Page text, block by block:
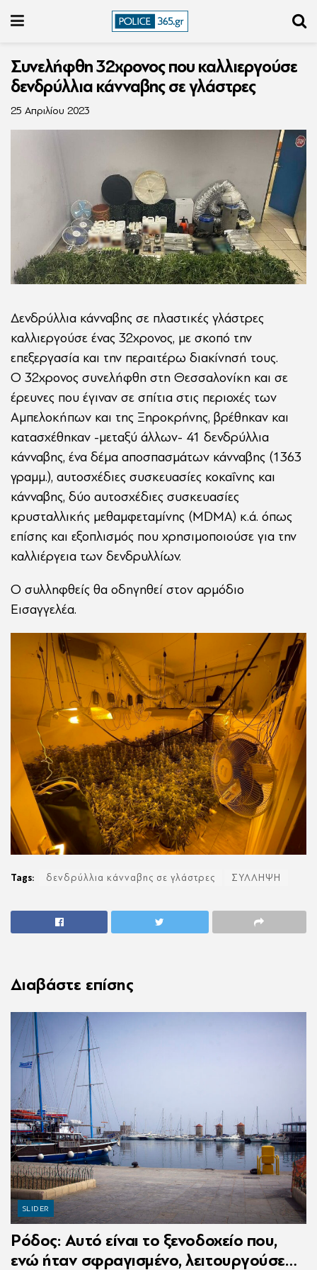
Συνελήφθη 32χρονος που καλλιεργούσε
δενδρύλλια κάνναβης σε γλάστρες
25 Απριλίου 2023
Δενδρύλλια κάνναβης σε πλαστικές γλάστρες
καλλιεργούσε ένας 32χρονος, με σκοπό την
επεξεργασία και την περαιτέρω διακίνησή τους.
Ο 32χρονος συνελήφθη στη Θεσσαλονίκη και σε
έρευνες που έγιναν σε σπίτια στις περιοχές των
Αμπελοκήπων και της Ξηροκρήνης, βρέθηκαν και
κατασχέθηκαν -μεταξύ άλλων- 41 δενδρύλλια
κάνναβης, ένα δέμα αποσπασμάτων κάνναβης (1363
γραμμ.), αυτοσχέδιες συσκευασίες κοκαΐνης και
κάνναβης, δύο αυτοσχέδιες συσκευασίες
κρυσταλλικής μεθαμφεταμίνης (MDMA) κ.ά. όπως
επίσης και εξοπλισμός που χρησιμοποιούσε για την
καλλιέργεια των δενδρυλλίων.
Ο συλληφθείς θα οδηγηθεί στον αρμόδιο
Εισαγγελέα.
Tags: δενδρύλλια κάνναβης σε γλάστρες ΣΥΛΛΗΨΗ
Διαβάστε επίσης
SLIDER
Ρόδος: Αυτό είναι το ξενοδοχείο που,
ενώ ήταν σφραγισμένο, λειτουργούσε